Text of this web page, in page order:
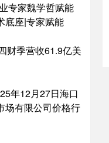
专家魏学哲赋能
底座|专家赋能
财季营收61.9亿美
年12月27日海口
场有限公司价格行